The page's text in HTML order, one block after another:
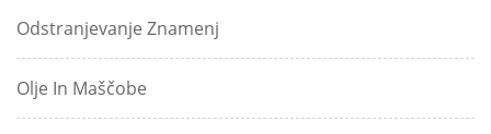
Odstranjevanje Znamenj
Olje In Maščobe